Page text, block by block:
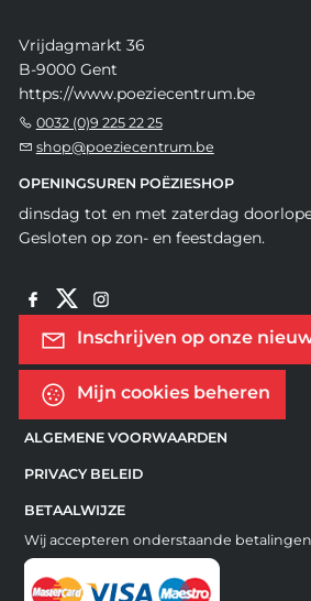
Vrijdagmarkt 36
B-9000 Gent
https://www.poeziecentrum.be
0032 (0)9 225 22 25
shop@poeziecentrum.be
OPENINGSUREN POËZIESHOP
dinsdag tot en met zaterdag
Gesloten op zon- en feestdagen.
Inschrijven op onze
Mijn cookies beheren
ALGEMENE VOORWAARDEN
PRIVACY BELEID
BETAALWIJZE
Wij accepteren onderstaande betalingen